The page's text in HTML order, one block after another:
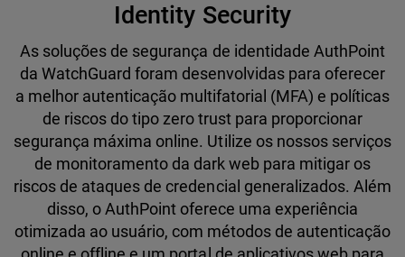
Identity Security
As soluções de segurança de identidade AuthPoint
da WatchGuard foram desenvolvidas para oferecer
a melhor autenticação multifatorial (MFA) e políticas
de riscos do tipo zero trust para proporcionar
segurança máxima online. Utilize os nossos serviços
de monitoramento da dark web para mitigar os
riscos de ataques de credencial generalizados. Além
disso, o AuthPoint oferece uma experiência
otimizada ao usuário, com métodos de autenticação